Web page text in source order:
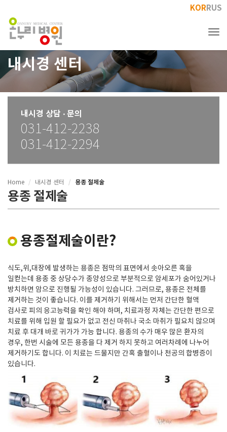
KORRUS
내시경 센터
내시경 상담 ‧ 문의
031-412-2238
031-412-2294
용종 절제술
Home 내시경 센터 용종 절제술
용종절제술이란?
식도,위,대장에 발생하는 용종은 점막의 표면에서 솟아오른 혹을
일컫는데 용종 중 상당수가 종양성으로 부분적으로 암세포가 숨어있거나
방치하면 암으로 진행될 가능성이 있습니다. 그러므로, 용종은 전체를
제거하는 것이 좋습니다. 이를 제거하기 위해서는 먼저 간단한 혈액
검사로 피의 응고능력을 확인 해야 하며, 치료과정 자체는 간단한 편으로
치료를 위해 입원 할 필요가 없고 전신 마취나 국소 마취가 필요치 않으며
치료 후 대개 바로 귀가가 가능 합니다. 용종의 수가 매우 많은 환자의
경우, 한번 시술에 모든 용종을 다 제거 하지 못하고 여러차례에 나누어
제거하기도 합니다. 이 치료는 드물지만 간혹 출혈이나 천공의 합병증이
있습니다.